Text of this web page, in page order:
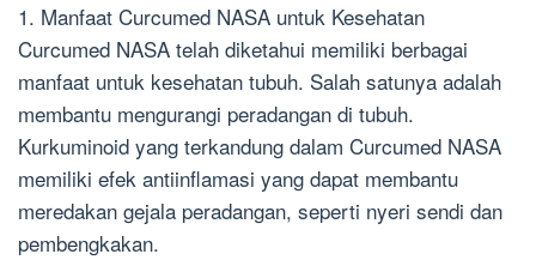
1. Manfaat Curcumed NASA untuk Kesehatan
Curcumed NASA telah diketahui memiliki berbagai
manfaat untuk kesehatan tubuh. Salah satunya adalah
membantu mengurangi peradangan di tubuh.
Kurkuminoid yang terkandung dalam Curcumed NASA
memiliki efek antiinflamasi yang dapat membantu
meredakan gejala peradangan, seperti nyeri sendi dan
pembengkakan.